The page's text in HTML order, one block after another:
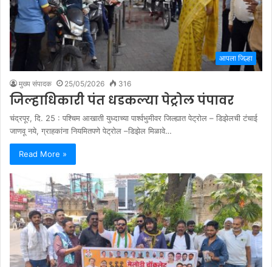
आपला जिल्हा
मुख्य संपादक 25/05/2026 316
जिल्हाधिकारी पंत धडकल्या पेट्रोल पंपावर
चंद्रपूर, दि. 25 : पश्चिम आखाती युध्दाच्या पार्श्वभुमीवर जिल्ह्यात पेट्रोल – डिझेलची टंचाई
जाणवू नये, ग्राहकांना नियमितपणे पेट्रोल –डिझेल मिळावे…
Read More »